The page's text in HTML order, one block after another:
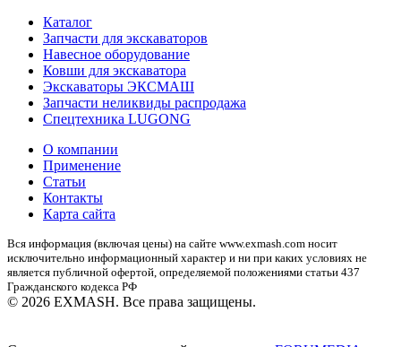
Каталог
Запчасти для экскаваторов
Навесное оборудование
Ковши для экскаватора
Экскаваторы ЭКСМАШ
Запчасти неликвиды распродажа
Спецтехника LUGONG
О компании
Применение
Статьи
Контакты
Карта сайта
Вся информация (включая цены) на сайте www.exmash.com носит
исключительно информационный характер и ни при каких условиях не
является публичной офертой, определяемой положениями статьи 437
Гражданского кодекса РФ
© 2026 EXMASH. Все права защищены.